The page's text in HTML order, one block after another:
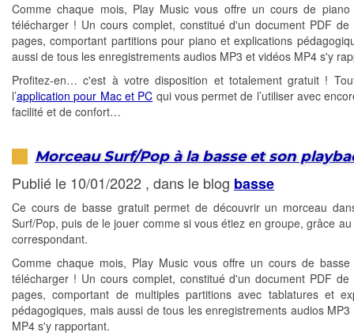
Comme chaque mois, Play Music vous offre un cours de
télécharger ! Un cours complet, constitué d'un document PDF de
pages, comportant partitions pour piano et explications
aussi de tous les enregistrements audios MP3 et vidéos MP4 s'y
Profitez-en… c'est à votre disposition et totalement gratuit !
l’application pour Mac et PC qui vous permet de l’utiliser avec
facilité et de confort…
Morceau Surf/Pop à la basse et son
Publié le 10/01/2022 , dans le blog basse
Ce cours de basse gratuit permet de découvrir un morceau
Surf/Pop, puis de le jouer comme si vous étiez en groupe, grâce
correspondant.
Comme chaque mois, Play Music vous offre un cours de
télécharger ! Un cours complet, constitué d'un document PDF de
pages, comportant de multiples partitions avec tablatures et
pédagogiques, mais aussi de tous les enregistrements audios MP3
MP4 s'y rapportant.